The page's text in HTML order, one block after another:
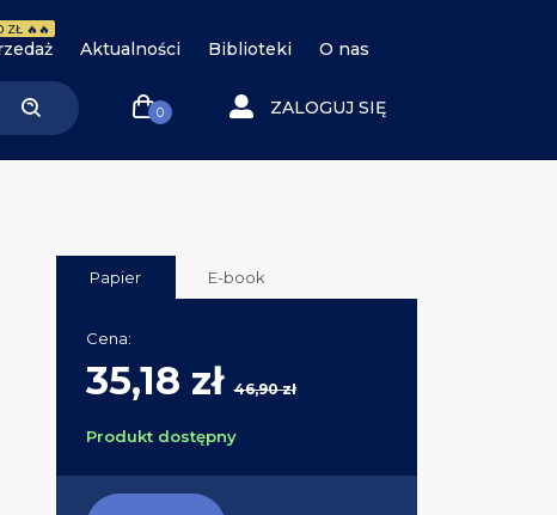
ZŁ 🔥🔥
Aktualności Biblioteki O nas
0 ZALOGUJ SIĘ
Papier E-book
Cena:
35,18 zł46,90 zł
Produkt dostępny